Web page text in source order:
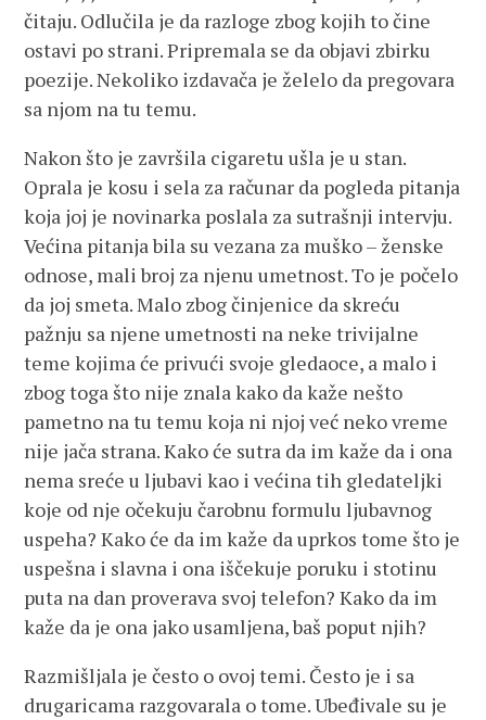
čitaju. Odlučila je da razloge zbog kojih to čine
ostavi po strani. Pripremala se da objavi zbirku
poezije. Nekoliko izdavača je želelo da pregovara
sa njom na tu temu.
Nakon što je završila cigaretu ušla je u stan.
Oprala je kosu i sela za računar da pogleda pitanja
koja joj je novinarka poslala za sutrašnji intervju.
Većina pitanja bila su vezana za muško – ženske
odnose, mali broj za njenu umetnost. To je počelo
da joj smeta. Malo zbog činjenice da skreću
pažnju sa njene umetnosti na neke trivijalne
teme kojima će privući svoje gledaoce, a malo i
zbog toga što nije znala kako da kaže nešto
pametno na tu temu koja ni njoj već neko vreme
nije jača strana. Kako će sutra da im kaže da i ona
nema sreće u ljubavi kao i većina tih gledateljki
koje od nje očekuju čarobnu formulu ljubavnog
uspeha? Kako će da im kaže da uprkos tome što je
uspešna i slavna i ona iščekuje poruku i stotinu
puta na dan proverava svoj telefon? Kako da im
kaže da je ona jako usamljena, baš poput njih?
Razmišljala je često o ovoj temi. Često je i sa
drugaricama razgovarala o tome. Ubeđivale su je